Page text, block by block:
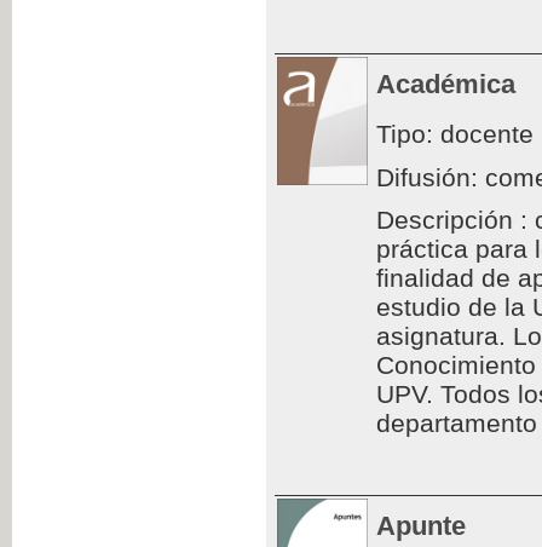
Académica
Tipo: docente
Difusión:
Descripción :
práctica para
finalidad de
estudio de la
asignatura.
UPV. Todos
Apunte